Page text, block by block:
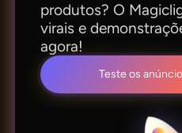
produtos? O
virais e
agora!
Teste os